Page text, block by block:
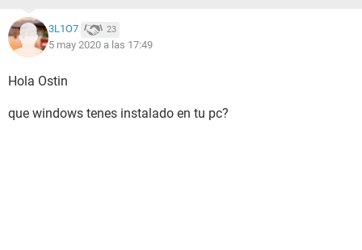
3L1O7 23
5 may 2020 a las 17:49
Hola Ostin
que windows tenes instalado en tu pc?